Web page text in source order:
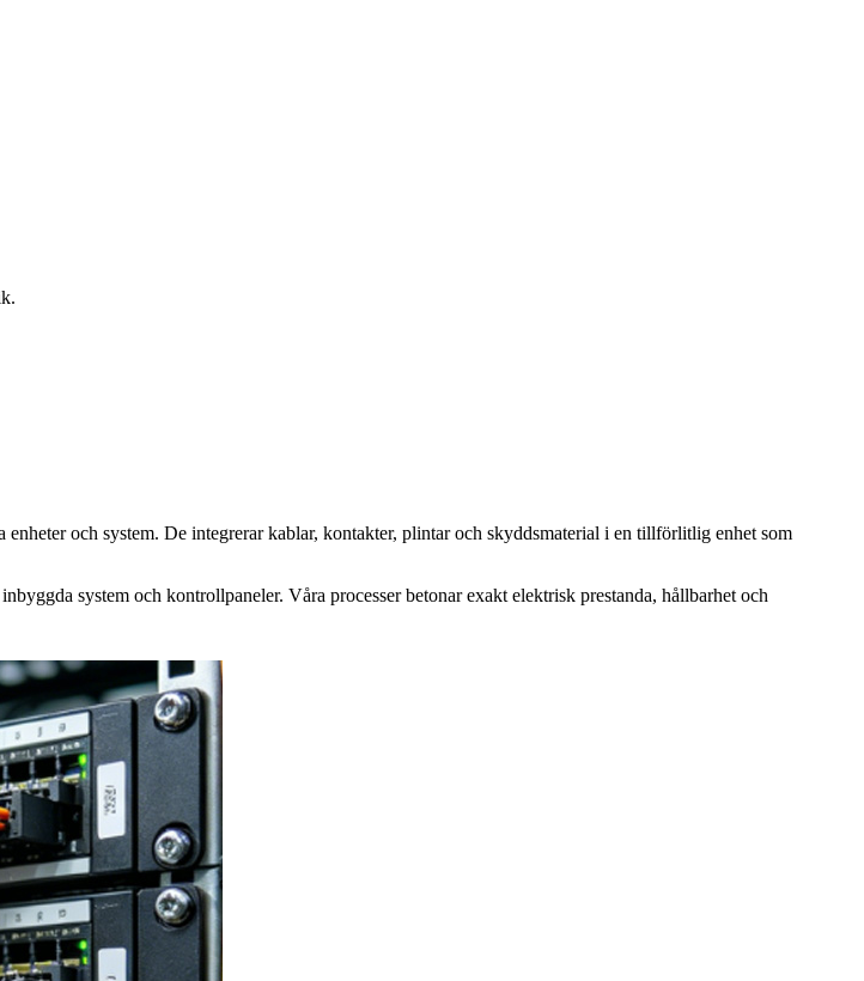
och system. De integrerar kablar, kontakter, plintar och skyddsmaterial i en tillförlitlig enhet som
system och kontrollpaneler. Våra processer betonar exakt elektrisk prestanda, hållbarhet och